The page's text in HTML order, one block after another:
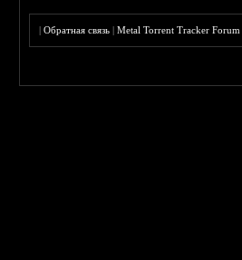
|Обратная связь |Metal Torrent Tracker Forum